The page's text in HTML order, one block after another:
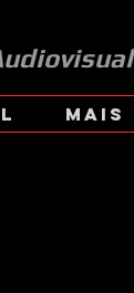
Mais